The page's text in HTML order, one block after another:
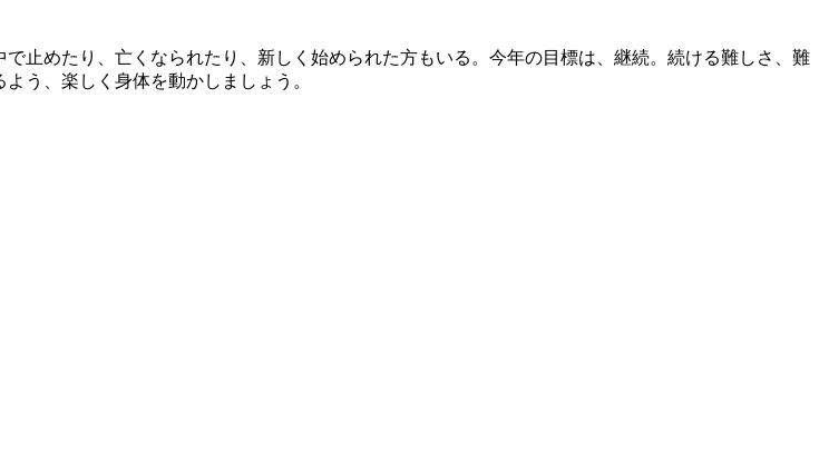
止めたり、亡くなられたり、新しく始められた方もいる。今年の目標は、継続。続ける難しさ、難
う、楽しく身体を動かしましょう。